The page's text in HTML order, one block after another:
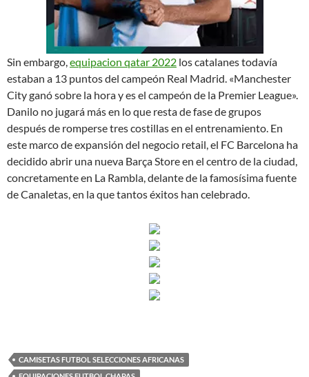
Sin embargo,equipacion qatar 2022 los catalanes todavía
estaban a 13 puntos del campeón Real Madrid. «Manchester
City ganó sobre la hora y es el campeón de la Premier League».
Danilo no jugará más en lo que resta de fase de grupos
después de romperse tres costillas en el entrenamiento. En
este marco de expansión del negocio retail, el FC Barcelona ha
decidido abrir una nueva Barça Store en el centro de la ciudad,
concretamente en La Rambla, delante de la famosísima fuente
de Canaletas, en la que tantos éxitos han celebrado.
CAMISETAS FUTBOL SELECCIONES AFRICANAS